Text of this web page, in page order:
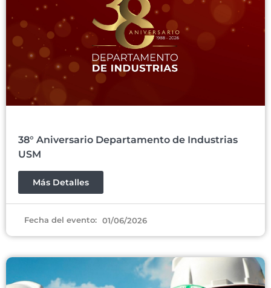
38° Aniversario Departamento de Industrias
USM
Más Detalles
Fecha del evento: 01/06/2026